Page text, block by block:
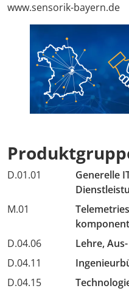
www.sensorik-bayern.de
D.01.01
Generelle
M.01
D.04.06
Lehre,
D.04.11
D.04.15